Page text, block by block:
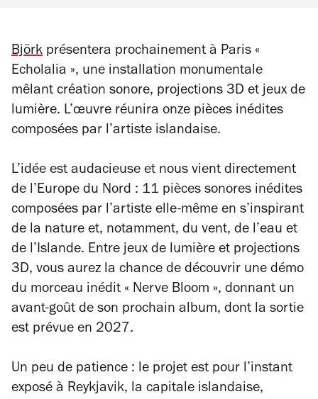
Björk présentera prochainement à Paris «
Echolalia », une installation monumentale
mêlant création sonore, projections 3D et jeux de
lumière. L’œuvre réunira onze pièces inédites
composées par l’artiste islandaise.
L’idée est audacieuse et nous vient directement
de l’Europe du Nord : 11 pièces sonores inédites
composées par l’artiste elle-même en s’inspirant
de la nature et, notamment, du vent, de l’eau et
de l’Islande. Entre jeux de lumière et projections
3D, vous aurez la chance de découvrir une démo
du morceau inédit « Nerve Bloom », donnant un
avant-goût de son prochain album, dont la sortie
est prévue en 2027.
Un peu de patience : le projet est pour l’instant
exposé à Reykjavik, la capitale islandaise,